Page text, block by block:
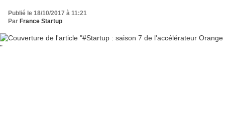
Publié le 18/10/2017 à 11:21
Par France Startup